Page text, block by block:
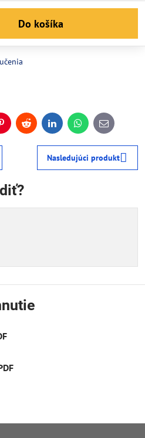
Do košíka
PinterestReddit LinkedInWhatsApp
E-
mail
Nasledujúci produkt